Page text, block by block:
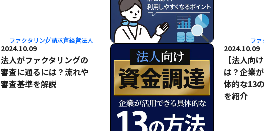
ファクタリング請求書経営法人 フ
2024.10.09
法人がファクタリングの
審査に通るには？流れや
審査基準を解説
2024.10.09
【法人向
は？企業
体的な13
を紹介